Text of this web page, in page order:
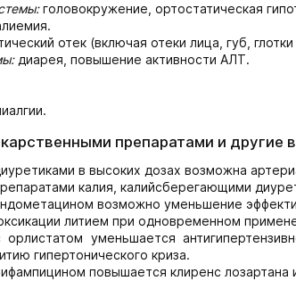
головокружение, ортостатическая
отек (включая отеки лица, губ,
диарея, повышение активности АЛТ.
препаратами и другие
в высоких дозах возможна
калия, калийсберегающими
возможно уменьшение
литием при одновременном
уменьшается
гипертонического криза.
повышается клиренс лозартана